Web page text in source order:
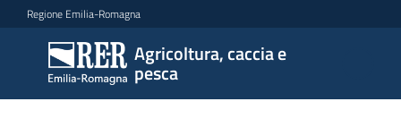
Vai al contenuto
Vai alla navigazione
Vai al footer
Regione Emilia-Romagna
Agricoltura, caccia e
pesca
Agricoltura,
caccia e
pesca